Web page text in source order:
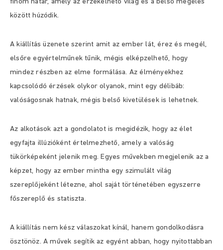
finom határ, amely az érzékelhető világ és a belső megélés
között húzódik.
A kiállítás üzenete szerint amit az ember lát, érez és megél,
elsőre egyértelműnek tűnik, mégis elképzelhető, hogy
mindez részben az elme formálása. Az élményekhez
kapcsolódó érzések olykor olyanok, mint egy délibáb:
valóságosnak hatnak, mégis belső kivetülések is lehetnek.
Az alkotások azt a gondolatot is megidézik, hogy az élet
egyfajta illúzióként értelmezhető, amely a valóság
tükörképeként jelenik meg. Egyes művekben megjelenik az a
képzet, hogy az ember mintha egy szimulált világ
szereplőjeként létezne, ahol saját történetében egyszerre
főszereplő és statiszta.
A kiállítás nem kész válaszokat kínál, hanem gondolkodásra
ösztönöz. A művek segítik az egyént abban, hogy nyitottabban